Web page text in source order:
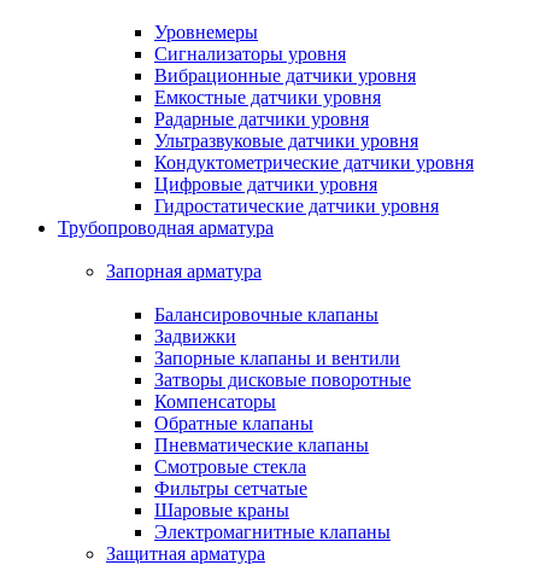
Уровнемеры
Сигнализаторы уровня
Вибрационные датчики уровня
Емкостные датчики уровня
Радарные датчики уровня
Ультразвуковые датчики уровня
Кондуктометрические датчики уровня
Цифровые датчики уровня
Гидростатические датчики уровня
Трубопроводная арматура
Запорная арматура
Балансировочные клапаны
Задвижки
Запорные клапаны и вентили
Затворы дисковые поворотные
Компенсаторы
Обратные клапаны
Пневматические клапаны
Смотровые стекла
Фильтры сетчатые
Шаровые краны
Электромагнитные клапаны
Защитная арматура